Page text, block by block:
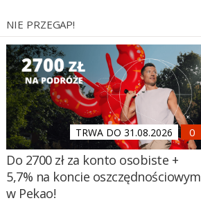
NIE PRZEGAP!
TRWA DO 31.08.2026
Do 2700 zł za konto osobiste +
5,7% na koncie oszczędnościowym
w Pekao!